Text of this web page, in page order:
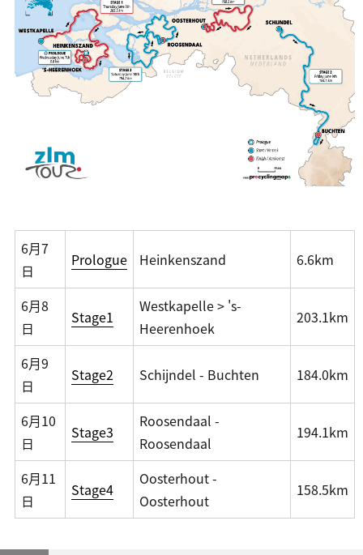
6月7
日
Prologue Heinkenszand 6.6km
6月8
日
Stage1
Westkapelle > 's-
Heerenhoek
203.1km
6月9
日
Stage2 Schijndel - Buchten 184.0km
6月10
日
Stage3
Roosendaal -
Roosendaal
194.1km
6月11
日
Stage4
Oosterhout -
Oosterhout
158.5km